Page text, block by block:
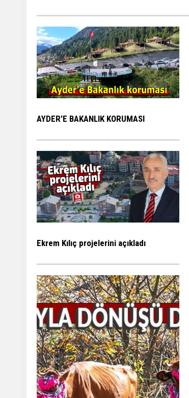
AYDER'E BAKANLIK KORUMASI
Ekrem Kılıç projelerini açıkladı